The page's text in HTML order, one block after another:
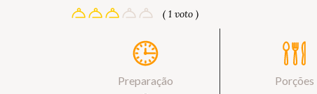
( 1 voto )
Preparação Porções